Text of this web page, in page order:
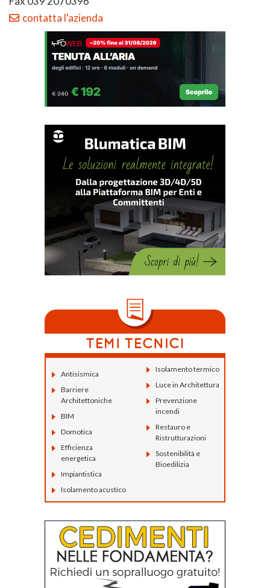
contatta l'azienda
Antisismica
Barriere
Architettoniche
BIM
Domotica
Efficienza
energetica
Impiantistica
Isolamento acustico
Isolamento termico
Luce in Architettura
Prevenzione
incendi
Restauro e
Ristrutturazioni
Sostenibilità e
Bioedilizia